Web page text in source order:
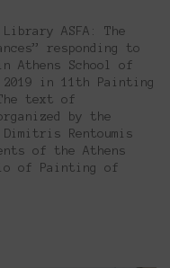
Library ASFA: The
responding to
Athens School of
in 11th Painting
text of
by the
Rentoumis
of the Athens
of Painting of